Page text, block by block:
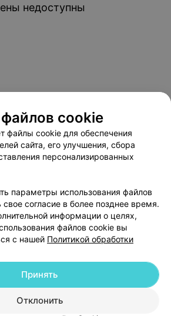
недоступны
Публичный договор
соглашение
Способы оплаты
Партнеры
в поддержку
настройки cookie
персональных данных
cookie
файлы cookie для обеспечения
сайта, его улучшения, сбора
персонализированных
параметры использования файлов
согласие в более позднее время.
информации о целях,
файлов cookie вы
с нашей Политикой обработки
Отклонить
Принять